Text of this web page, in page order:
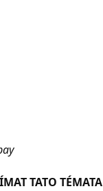
TATO TÉMATA